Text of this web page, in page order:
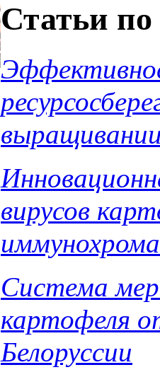
Статьи по
вирусов
Система
картофеля
Белоруссии